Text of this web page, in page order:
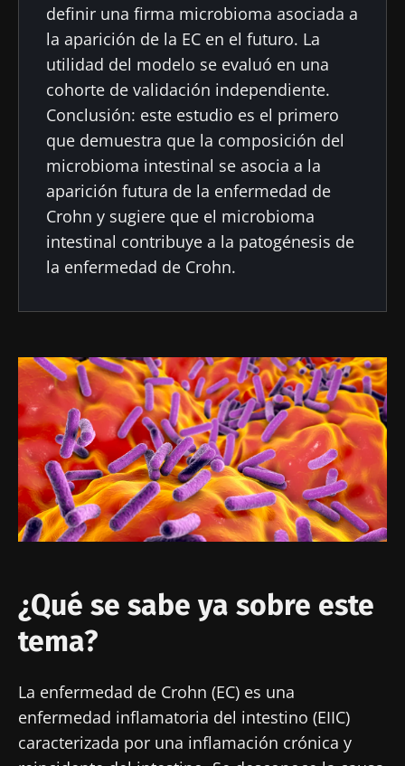
definir una firma microbioma asociada a
la aparición de la EC en el futuro. La
utilidad del modelo se evaluó en una
cohorte de validación independiente.
Conclusión: este estudio es el primero
que demuestra que la composición del
microbioma intestinal se asocia a la
aparición futura de la enfermedad de
Crohn y sugiere que el microbioma
intestinal contribuye a la patogénesis de
la enfermedad de Crohn.
Imagen
¿Qué se sabe ya sobre este
tema?
La enfermedad de Crohn (EC) es una
enfermedad inflamatoria del intestino (EIIC)
caracterizada por una inflamación crónica y